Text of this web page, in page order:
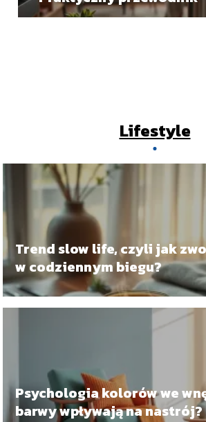
Lifestyle
Trend slow life, czyli jak
w codziennym biegu?
Psychologia kolorów we
barwy wpływają na nastrój?